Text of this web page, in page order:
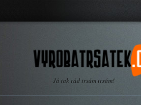
Já tak rád trsám trsám!